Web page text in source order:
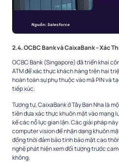
2.4. OCBC Bank và CaixaBank – Xác
OCBC Bank (Singapore) đã triển khai
ATM để xác thực khách hàng trên hai
hoàn toàn sự phụ thuộc vào mã PIN và
tiếp xúc.
Tương tự, CaixaBank ở Tây Ban Nha là
tiên đưa xác thực khuôn mặt vào mạng
kể các nỗ lực gian lận. Các giải pháp
computer vision để nhận dạng khuôn
đồng thời đảm bảo tính bảo mật cao
nghệ phát hiện xem đối tượng trước
không.